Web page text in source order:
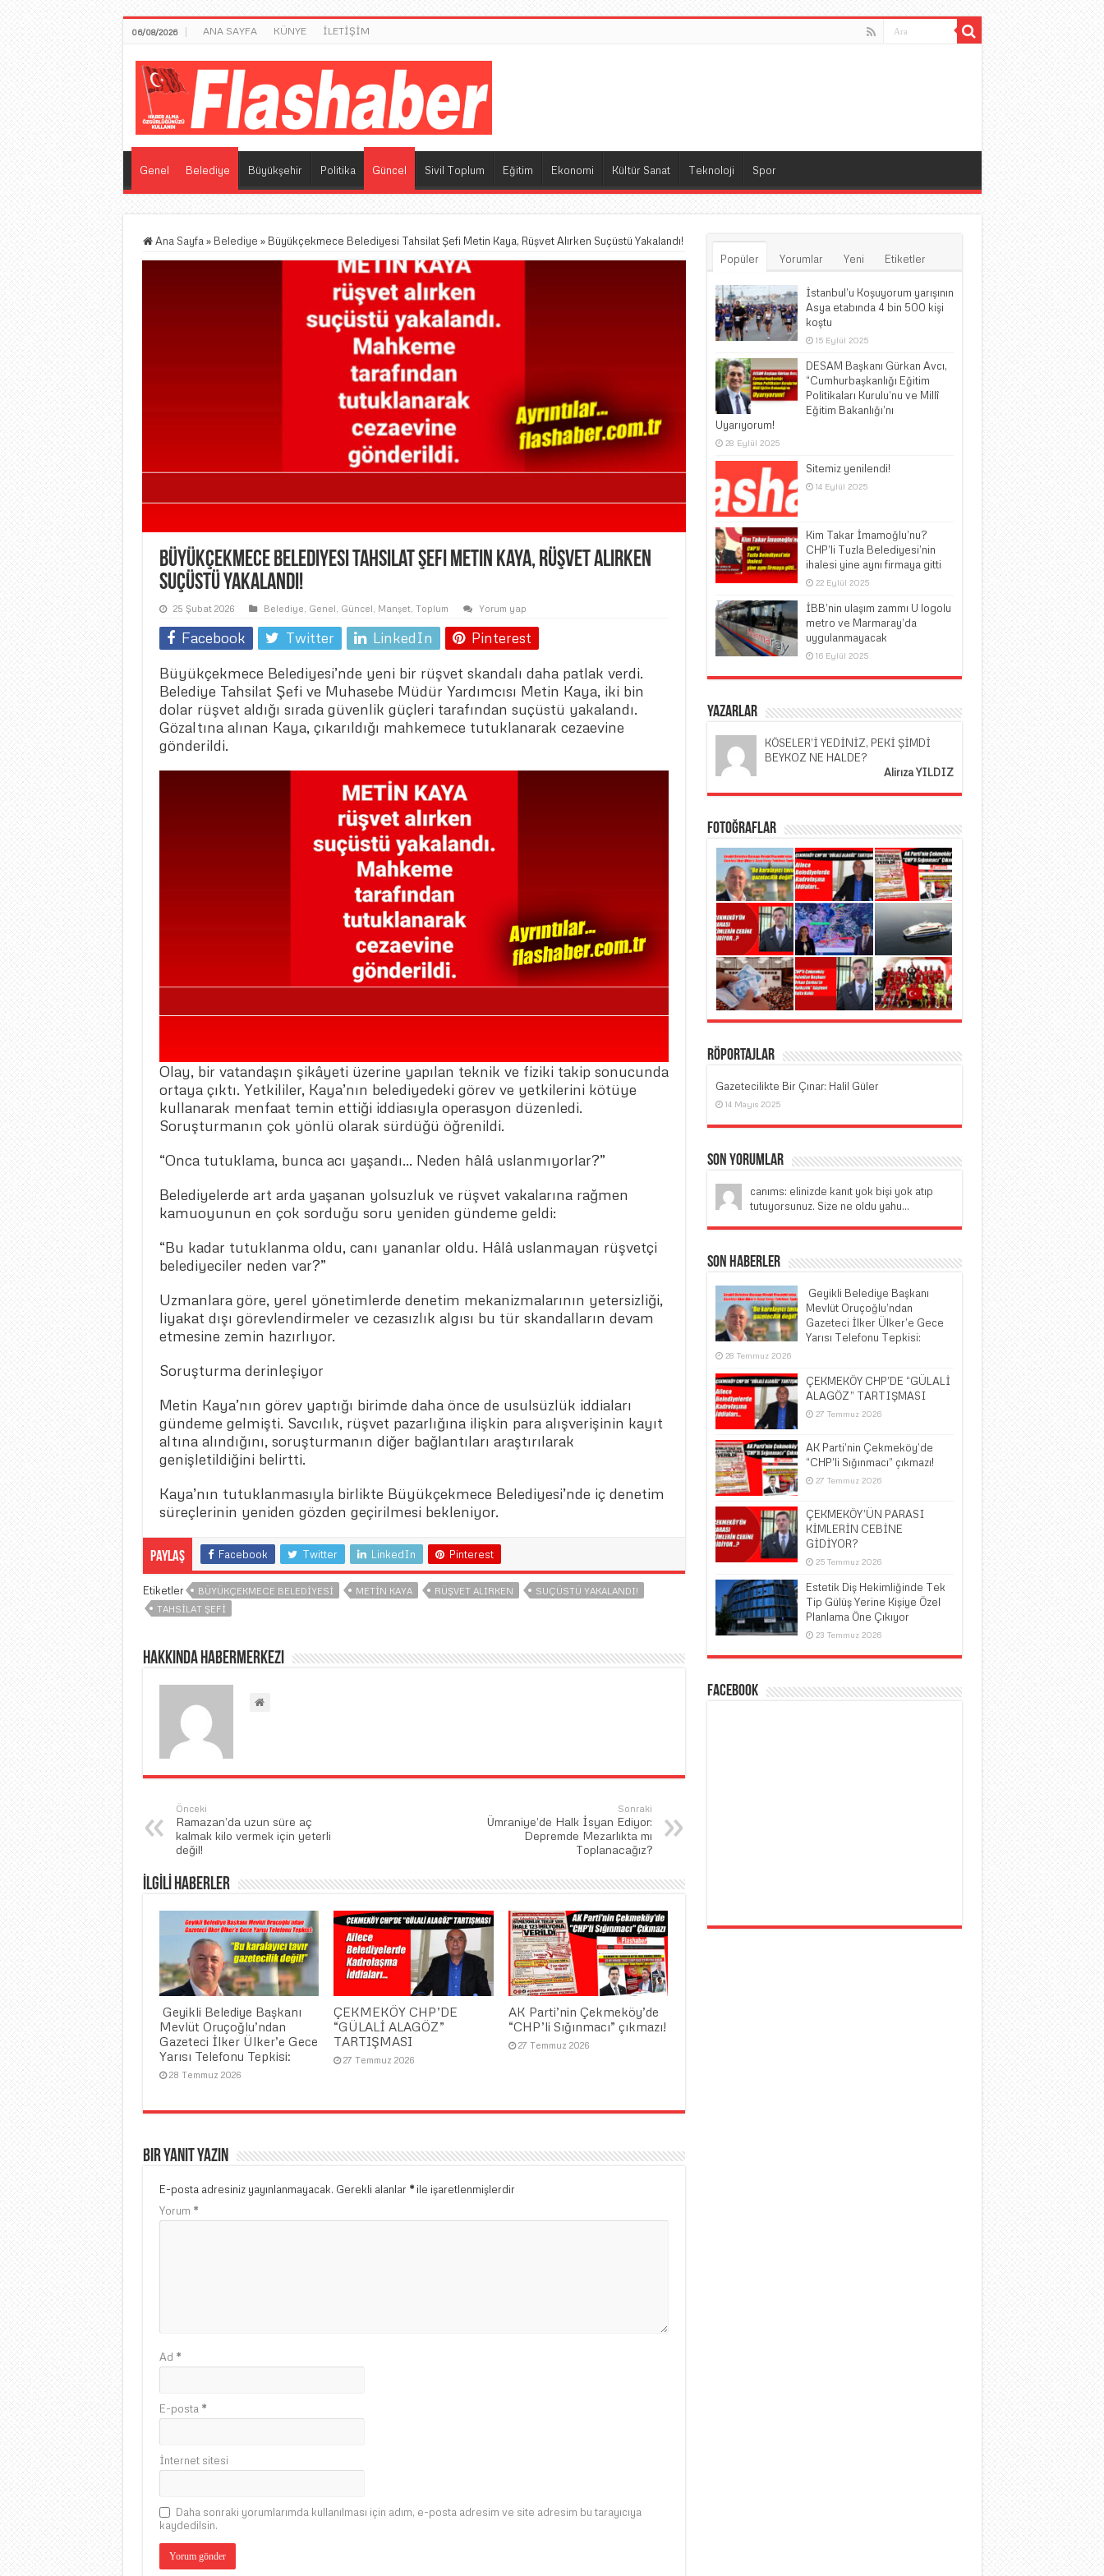
06/08/2026 ANA SAYFA KÜNYE İLETİŞİM
Genel Belediye Büyükşehir Politika Güncel Sivil Toplum Eğitim Ekonomi Kültür Sanat Teknoloji Spor
Ana Sayfa » Belediye » Büyükçekmece Belediyesi Tahsilat Şefi Metin Kaya, Rüşvet Alırken Suçüstü Yakalandı!
Büyükçekmece Belediyesi Tahsilat Şefi Metin Kaya, Rüşvet Alırken
Suçüstü Yakalandı!
25 Şubat 2026 Belediye Genel Güncel Manşet, Toplum Yorum yap
Facebook Twitter LinkedIn
Pinterest
Büyükçekmece Belediyesi’nde yeni bir rüşvet skandalı daha patlak verdi.
Belediye Tahsilat Şefi ve Muhasebe Müdür Yardımcısı Metin Kaya, iki bin
dolar rüşvet aldığı sırada güvenlik güçleri tarafından suçüstü yakalandı.
Gözaltına alınan Kaya, çıkarıldığı mahkemece tutuklanarak cezaevine
gönderildi.
Olay, bir vatandaşın şikâyeti üzerine yapılan teknik ve fiziki takip sonucunda
ortaya çıktı. Yetkililer, Kaya’nın belediyedeki görev ve yetkilerini kötüye
kullanarak menfaat temin ettiği iddiasıyla operasyon düzenledi.
Soruşturmanın çok yönlü olarak sürdüğü öğrenildi.
“Onca tutuklama, bunca acı yaşandı… Neden hâlâ uslanmıyorlar?”
Belediyelerde art arda yaşanan yolsuzluk ve rüşvet vakalarına rağmen
kamuoyunun en çok sorduğu soru yeniden gündeme geldi:
“Bu kadar tutuklanma oldu, canı yananlar oldu. Hâlâ uslanmayan rüşvetçi
belediyeciler neden var?”
Uzmanlara göre, yerel yönetimlerde denetim mekanizmalarının yetersizliği,
liyakat dışı görevlendirmeler ve cezasızlık algısı bu tür skandalların devam
etmesine zemin hazırlıyor.
Soruşturma derinleşiyor
Metin Kaya’nın görev yaptığı birimde daha önce de usulsüzlük iddiaları
gündeme gelmişti. Savcılık, rüşvet pazarlığına ilişkin para alışverişinin kayıt
altına alındığını, soruşturmanın diğer bağlantıları araştırılarak
genişletildiğini belirtti.
Kaya’nın tutuklanmasıyla birlikte Büyükçekmece Belediyesi’nde iç denetim
süreçlerinin yeniden gözden geçirilmesi bekleniyor.
Paylaş Facebook Twitter LinkedIn Pinterest
Etiketler BÜYÜKÇEKMECE BELEDIYESI METIN KAYA RÜŞVET ALIRKEN
SUÇÜSTÜ YAKALANDI!
TAHSILAT ŞEFI
Hakkında habermerkezi
Önceki
Ramazan’da uzun süre aç
kalmak kilo vermek için yeterli
değil!
Sonraki
Ümraniye’de Halk İsyan Ediyor:
Depremde Mezarlıkta mı
Toplanacağız?
İLGİLİ HABERLER
​ Geyikli Belediye Başkanı
Mevlüt Oruçoğlu’ndan
Gazeteci İlker Ülker’e Gece
Yarısı Telefonu Tepkisi:
28 Temmuz 2026
ÇEKMEKÖY CHP’DE
“GÜLALİ ALAGÖZ”
TARTIŞMASI
27 Temmuz 2026
AK Parti’nin Çekmeköy’de
“CHP’li Sığınmacı” çıkmazı!
27 Temmuz 2026
Bir yanıt yazın
E-posta adresiniz yayınlanmayacak. Gerekli alanlar *ile işaretlenmişlerdir
Yorum *
Ad *
E-posta *
İnternet sitesi
Daha sonraki yorumlarımda kullanılması için adım, e-posta adresim ve site adresim bu tarayıcıya
kaydedilsin.
Popüler Yorumlar Yeni Etiketler
İstanbul’u Koşuyorum yarışının
Asya etabında 4 bin 500 kişi
koştu
15 Eylül 2025
DESAM Başkanı Gürkan Avcı,
“Cumhurbaşkanlığı Eğitim
Politikaları Kurulu’nu ve Millî
Eğitim Bakanlığı’nı
Uyarıyorum!
28 Eylül 2025
Sitemiz yenilendi!
14 Eylül 2025
Kim Takar İmamoğlu’nu?
CHP’li Tuzla Belediyesi’nin
ihalesi yine aynı firmaya gitti
22 Eylül 2025
İBB’nin ulaşım zammı U logolu
metro ve Marmaray’da
uygulanmayacak
16 Eylül 2025
Yazarlar
KÖSELER’İ YEDİNİZ, PEKİ ŞİMDİ
BEYKOZ NE HALDE?
Alirıza YILDIZ
Fotoğraflar
Röportajlar
Gazetecilikte Bir Çınar: Halil Güler
14 Mayıs 2025
Son Yorumlar
canıms: elinizde kanıt yok bişi yok atıp
tutuyorsunuz. Size ne oldu yahu...
Son Haberler
​ Geyikli Belediye Başkanı
Mevlüt Oruçoğlu’ndan
Gazeteci İlker Ülker’e Gece
Yarısı Telefonu Tepkisi:
28 Temmuz 2026
ÇEKMEKÖY CHP’DE “GÜLALİ
ALAGÖZ” TARTIŞMASI
27 Temmuz 2026
AK Parti’nin Çekmeköy’de
“CHP’li Sığınmacı” çıkmazı!
27 Temmuz 2026
ÇEKMEKÖY’ÜN PARASI
KİMLERİN CEBİNE
GİDİYOR?
25 Temmuz 2026
Estetik Diş Hekimliğinde Tek
Tip Gülüş Yerine Kişiye Özel
Planlama Öne Çıkıyor
23 Temmuz 2026
Facebook